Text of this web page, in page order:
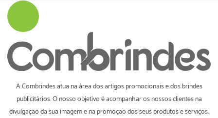
A Combrindes atua na área dos artigos promocionais e dos brindes
publicitários. O nosso objetivo é acompanhar os nossos clientes na
divulgação da sua imagem e na promoção dos seus produtos e serviços.